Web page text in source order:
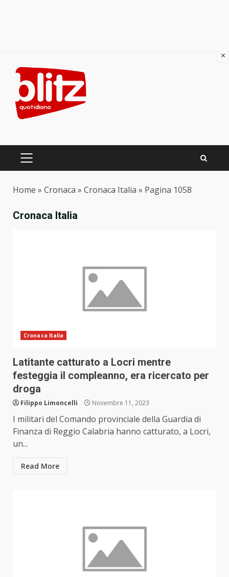
content
PRIMARY
Home » Cronaca » Cronaca Italia » Pagina 1058
Cronaca Italia
Cronaca Italia
Latitante catturato a Locri mentre
festeggia il compleanno, era ricercato per
droga
Filippo Limoncelli Novembre 11, 2023
I militari del Comando provinciale della Guardia di
Finanza di Reggio Calabria hanno catturato, a Locri,
un...
Read More
×